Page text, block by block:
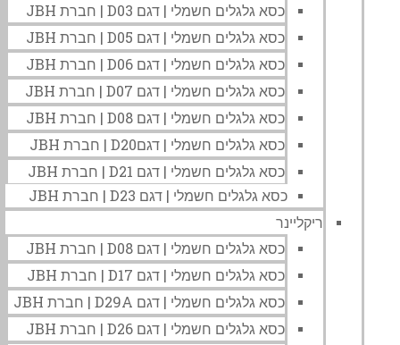
כסא גלגלים חשמלי | דגם D03 | חברת JBH
כסא גלגלים חשמלי | דגם D05 | חברת JBH
כסא גלגלים חשמלי | דגם D06 | חברת JBH
כסא גלגלים חשמלי | דגם D07 | חברת JBH
כסא גלגלים חשמלי | דגם D08 | חברת JBH
כסא גלגלים חשמלי | דגםD20 | חברת JBH
כסא גלגלים חשמלי | דגם D21 | חברת JBH
כסא גלגלים חשמלי | דגם D23 | חברת JBH
ריקליינר
כסא גלגלים חשמלי | דגם D08 | חברת JBH
כסא גלגלים חשמלי | דגם D17 | חברת JBH
כסא גלגלים חשמלי | דגם D29A | חברת JBH
כסא גלגלים חשמלי | דגם D26 | חברת JBH